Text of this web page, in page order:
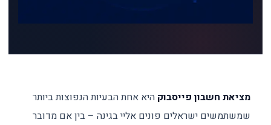
מציאת חשבון פייסבוק היא אחת הבעיות הנפוצות ביותר
שמשתמשים ישראלים פונים אליי בגינה – בין אם מדובר